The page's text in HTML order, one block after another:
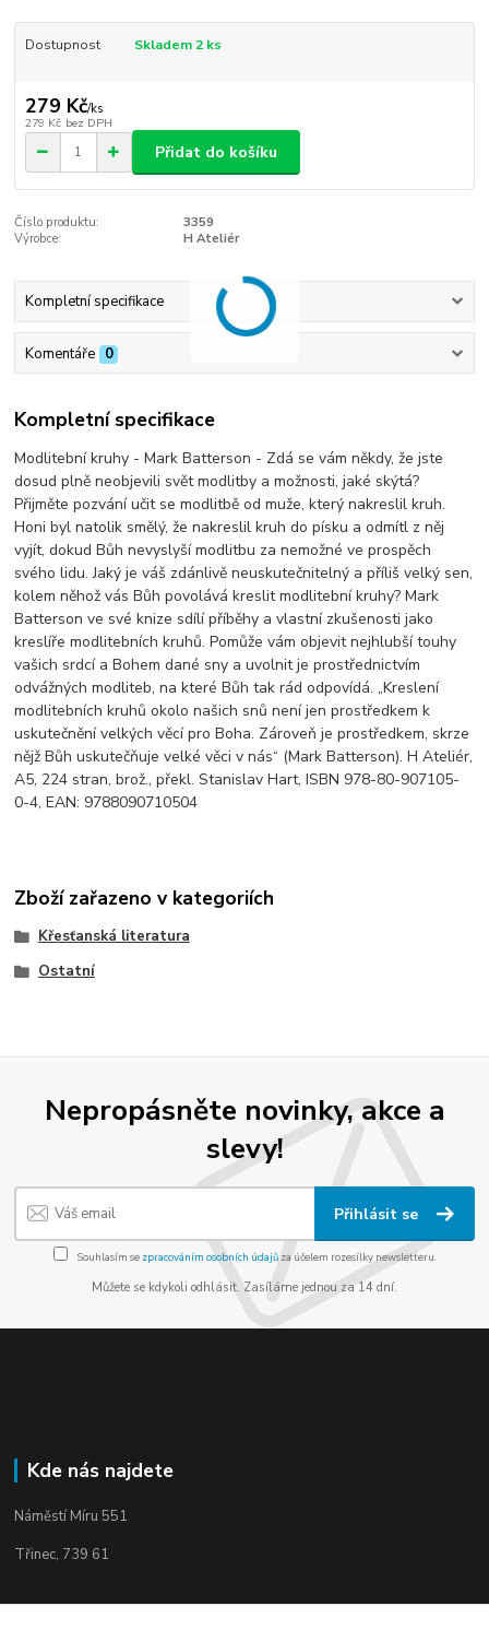
Dostupnost Skladem 2 ks
279 Kč/ks
279 Kč bez DPH
Přidat do košíku
Číslo produktu:
3359
Výrobce:
H Ateliér
Kompletní specifikace
Komentáře 0
Kompletní specifikace
Modlitební kruhy - Mark Batterson - Zdá se vám někdy, že jste
dosud plně neobjevili svět modlitby a možnosti, jaké skýtá?
Přijměte pozvání učit se modlitbě od muže, který nakreslil kruh.
Honi byl natolik smělý, že nakreslil kruh do písku a odmítl z něj
vyjít, dokud Bůh nevyslyší modlitbu za nemožné ve prospěch
svého lidu. Jaký je váš zdánlivě neuskutečnitelný a příliš velký sen,
kolem něhož vás Bůh povolává kreslit modlitební kruhy? Mark
Batterson ve své knize sdílí příběhy a vlastní zkušenosti jako
kreslíře modlitebních kruhů. Pomůže vám objevit nejhlubší touhy
vašich srdcí a Bohem dané sny a uvolnit je prostřednictvím
odvážných modliteb, na které Bůh tak rád odpovídá. „Kreslení
modlitebních kruhů okolo našich snů není jen prostředkem k
uskutečnění velkých věcí pro Boha. Zároveň je prostředkem, skrze
nějž Bůh uskutečňuje velké věci v nás“ (Mark Batterson). H Ateliér,
A5, 224 stran, brož., překl. Stanislav Hart, ISBN 978-80-907105-
0-4, EAN: 9788090710504
Zboží zařazeno v kategoriích
Křesťanská literatura
Ostatní
Nepropásněte novinky, akce a
slevy!
Přihlásit se
Souhlasím se zpracováním osobních údajůza účelem rozesílky newsletteru.
Můžete se kdykoli odhlásit. Zasíláme jednou za 14 dní.
Kde nás najdete
Náměstí Míru 551
Třinec, 739 61